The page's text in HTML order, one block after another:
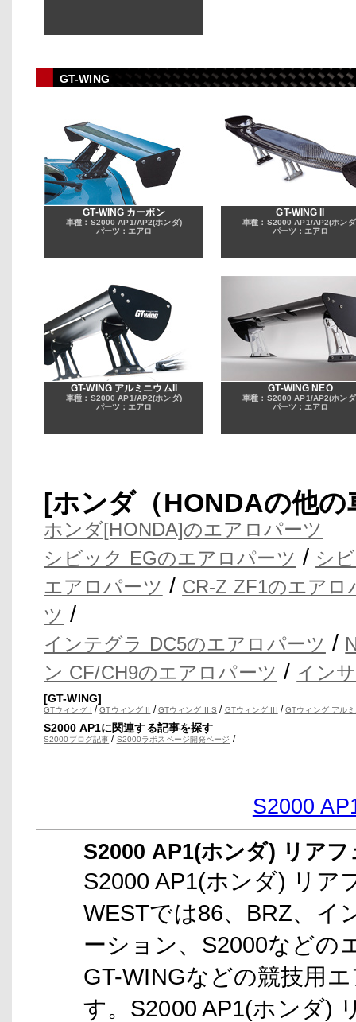
GT-WING
GT-WING カーボン
車種：S2000 AP1/AP2(ホンダ)
パーツ：エアロ
GT-WING II
車種：S2000 AP1/AP2(ホン
パーツ：エアロ
GT-WING アルミニウムII
車種：S2000 AP1/AP2(ホンダ)
パーツ：エアロ
GT-WING NEO
車種：S2000 AP1/AP2(ホン
パーツ：エアロ
[ホンダ（HONDAの他
ホンダ[HONDA]のエアロパーツ
シビック EGのエアロパーツ / シ
エアロパーツ / CR-Z ZF1のエアロ
ツ /
インテグラ DC5のエアロパーツ /
ン CF/CH9のエアロパーツ / イン
[GT-WING]
GTウィング I /GTウィング II /GTウィング II S / GTウィング III /GTウィング アル
S2000 AP1に関連する記事を探す
S2000ブログ記事 / S2000ラボスページ開発ページ /
S2000
S2000 AP1(ホンダ) リア
S2000 AP1(ホンダ) リア
WESTでは86、BRZ、イ
ーション、S2000などの
GT-WINGなどの競技用
す。S2000 AP1(ホンダ)